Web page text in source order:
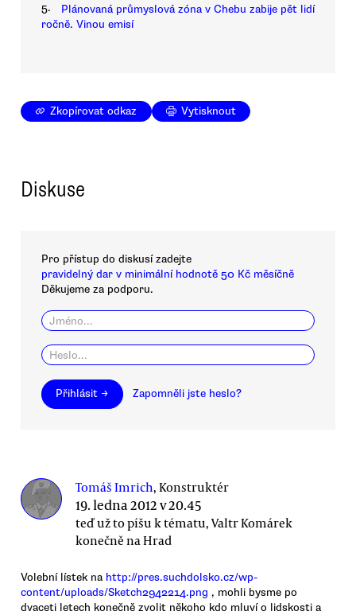
5.
Plánovaná průmyslová zóna v Chebu zabije pět lidí
ročně. Vinou emisí
Zkopírovat odkaz Vytisknout
Diskuse
Pro přístup do diskusí zadejte
pravidelný dar v minimální hodnotě 50 Kč měsíčně
Děkujeme za podporu.
Přihlásit → Zapomněli jste heslo?
Tomáš Imrich, Konstruktér
19. ledna 2012 v 20.45
teď už to píšu k tématu, Valtr Komárek
konečně na Hrad
Volební lístek na http://pres.suchdolsko.cz/wp-
content/uploads/Sketch2942214.png , mohli bysme po
dvaceti letech konečně zvolit někoho kdo mluví o lidskosti a